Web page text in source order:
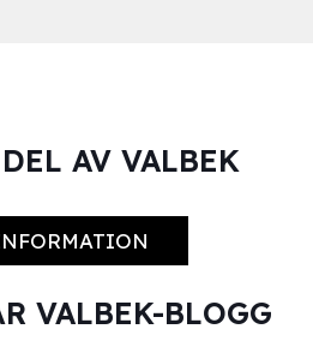
AV VALBEK
VALBEK-BLOGG